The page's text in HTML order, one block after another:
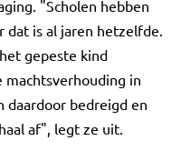
"Scholen hebben
dat is al jaren hetzelfde.
gepeste kind
in
daardoor bedreigd en
af", legt ze uit.